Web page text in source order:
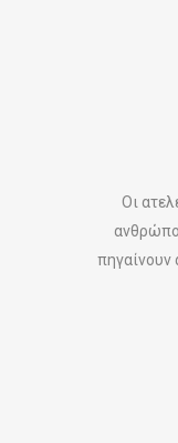
Οι
πηγαίνουν